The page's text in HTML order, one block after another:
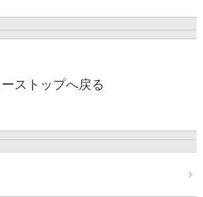
ストップへ戻る